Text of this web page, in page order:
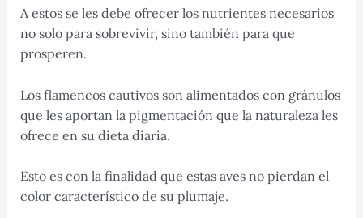
A estos se les debe ofrecer los nutrientes necesarios
no solo para sobrevivir, sino también para que
prosperen.
Los flamencos cautivos son alimentados con gránulos
que les aportan la pigmentación que la naturaleza les
ofrece en su dieta diaria.
Esto es con la finalidad que estas aves no pierdan el
color característico de su plumaje.